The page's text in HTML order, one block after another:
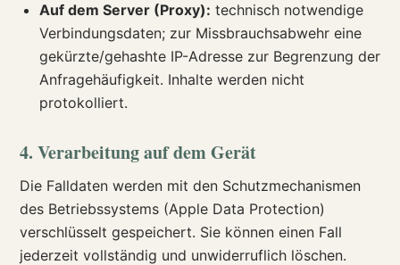
Auf dem Server (Proxy): technisch notwendige
Verbindungsdaten; zur Missbrauchsabwehr eine
gekürzte/gehashte IP-Adresse zur Begrenzung der
Anfragehäufigkeit. Inhalte werden nicht
protokolliert.
4. Verarbeitung auf dem Gerät
Die Falldaten werden mit den Schutzmechanismen
des Betriebssystems (Apple Data Protection)
verschlüsselt gespeichert. Sie können einen Fall
jederzeit vollständig und unwiderruflich löschen.